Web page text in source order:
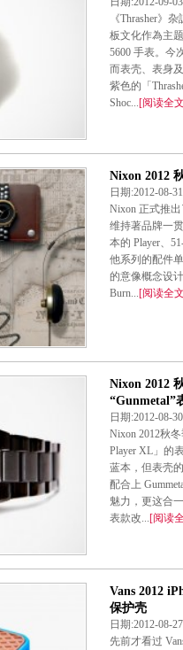
《Thrasher》
板文化作為主
5600 手表。今
而表壳、表身
紫色的「
Shoc...[阅读全
Nixon 2012
日期:2012-
Nixon 正式推
维持著品牌一
本的 Player、
他系列的配件
的意像概念设
Burn...[阅读全
Nixon 2012
“Gunmetal”
日期:2012-
Nixon 2012秋
Player XL」的
蓝本，但表壳
配合上
魅力，更这合
表款改...[阅读
Vans 2012
保护壳
日期:2012-
先前才看过